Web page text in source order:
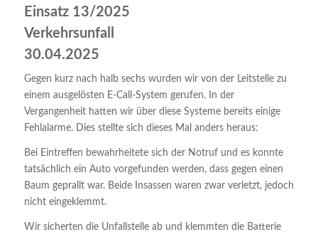
Einsatz 13/2025
Verkehrsunfall
30.04.2025
Gegen kurz nach halb sechs wurden wir von der Leitstelle zu
einem ausgelösten E-Call-System gerufen. In der
Vergangenheit hatten wir über diese Systeme bereits einige
Fehlalarme. Dies stellte sich dieses Mal anders heraus:
Bei Eintreffen bewahrheitete sich der Notruf und es konnte
tatsächlich ein Auto vorgefunden werden, dass gegen einen
Baum geprallt war. Beide Insassen waren zwar verletzt, jedoch
nicht eingeklemmt.
Wir sicherten die Unfallstelle ab und klemmten die Batterie